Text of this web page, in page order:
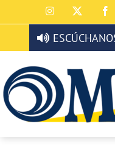
al
contenido
Instagram